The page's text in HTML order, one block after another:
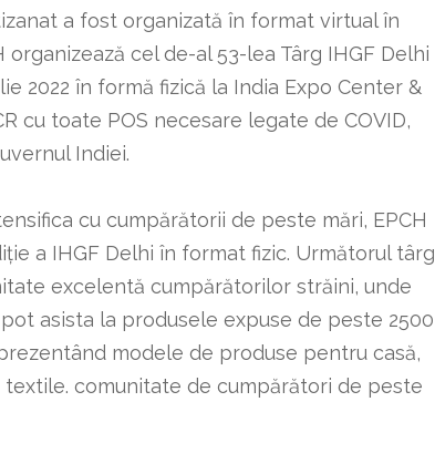
a fost organizată în format virtual în
organizează cel de-al 53-lea Târg IHGF Delhi
2022 în formă fizică la India Expo Center &
cu toate POS necesare legate de COVID,
Indiei.
cu cumpărătorii de peste mări, EPCH
a IHGF Delhi în format fizic. Următorul târg
excelentă cumpărătorilor străini, unde
asista la produsele expuse de peste 2500
modele de produse pentru casă,
textile. comunitate de cumpărători de peste